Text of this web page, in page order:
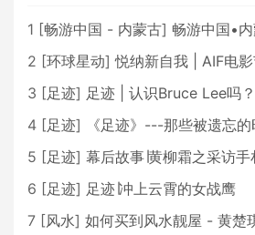
1 [畅游中国 - 内蒙古] 畅游中国•内蒙
2 [环球星动] 悦纳新自我 | AIF电
3 [足迹] 足迹 | 认识Bruce Lee吗？
4 [足迹]
《足迹》---那些被遗忘
5 [足迹] 幕后故事∣黄柳霜之采访手
6 [足迹] 足迹∣冲上云霄的女战鹰
7 [风水] 如何买到风水靓屋 - 黄楚